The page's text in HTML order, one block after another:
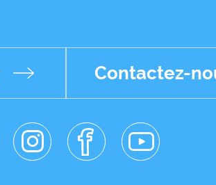
Contactez-
instagr
am
facebo
ok
youtub
e